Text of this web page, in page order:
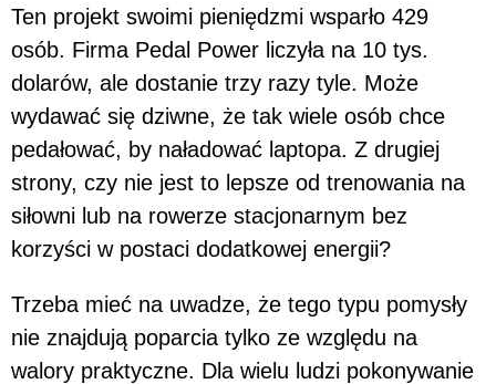
Ten projekt swoimi pieniędzmi wsparło 429
osób. Firma Pedal Power liczyła na 10 tys.
dolarów, ale dostanie trzy razy tyle. Może
wydawać się dziwne, że tak wiele osób chce
pedałować, by naładować laptopa. Z drugiej
strony, czy nie jest to lepsze od trenowania na
siłowni lub na rowerze stacjonarnym bez
korzyści w postaci dodatkowej energii?
Trzeba mieć na uwadze, że tego typu pomysły
nie znajdują poparcia tylko ze względu na
walory praktyczne. Dla wielu ludzi pokonywanie